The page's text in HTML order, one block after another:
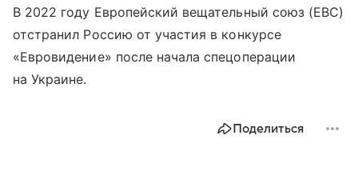
В 2022 году Европейский вещательный союз (ЕВС)
отстранил Россию от участия в конкурсе
«Евровидение» после начала спецоперации
на Украине.
Поделиться